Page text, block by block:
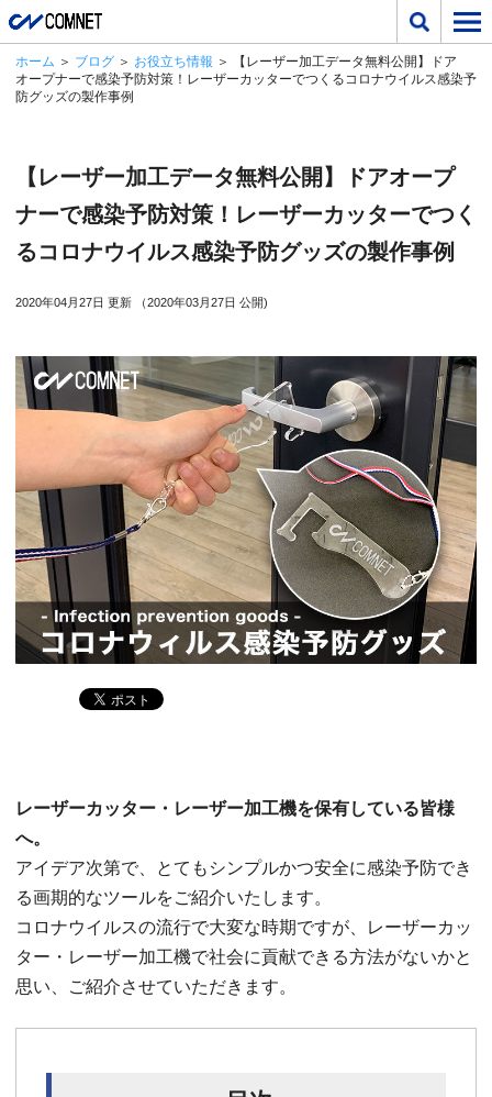
ホーム ＞ ブログ ＞ お役立ち情報 ＞ 【レーザー加工データ無料公開】ドア
オープナーで感染予防対策！レーザーカッターでつくるコロナウイルス感染予
防グッズの製作事例
【レーザー加工データ無料公開】ドアオープ
ナーで感染予防対策！レーザーカッターでつく
るコロナウイルス感染予防グッズの製作事例
2020年04月27日 更新 （2020年03月27日 公開)
レーザーカッター・レーザー加工機を保有している皆様
へ。
アイデア次第で、とてもシンプルかつ安全に感染予防でき
る画期的なツールをご紹介いたします。
コロナウイルスの流行で大変な時期ですが、レーザーカッ
ター・レーザー加工機で社会に貢献できる方法がないかと
思い、ご紹介させていただきます。